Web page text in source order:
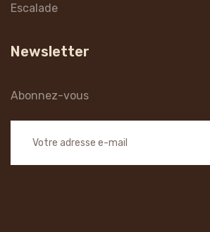
Escalade
Newsletter
Abonnez-vous